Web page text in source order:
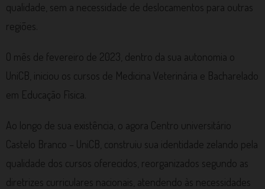
qualidade, sem a necessidade de deslocamentos para outras
regiões.
O mês de fevereiro de 2023, dentro da sua autonomia o
UniCB, iniciou os cursos de Medicina Veterinária e Bacharelado
em Educação Física.
Ao longo de sua existência, o agora Centro universitário
Castelo Branco – UniCB, construiu sua identidade zelando pela
qualidade dos cursos oferecidos, reorganizados segundo as
diretrizes curriculares nacionais, atendendo às necessidades